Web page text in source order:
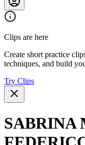
Clips are here
Create short practice
techniques, and build
Try Clips
SABRINA